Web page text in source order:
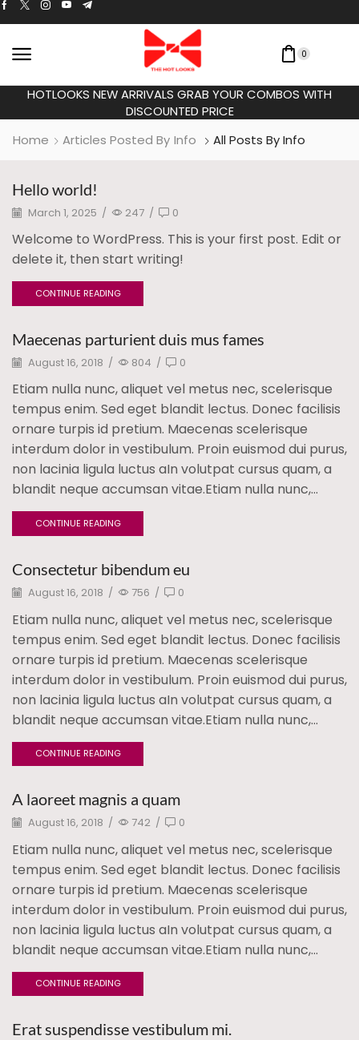
0
HOTLOOKS NEW ARRIVALS GRAB YOUR COMBOS
DISCOUNTED PRICE
Home
Articles Posted By Info All Posts By Info
Hello world!
March 1, 2025 / 247 / 0
Welcome to WordPress. This is your first post. Edit or
delete it, then start writing!
CONTINUE READING
Maecenas parturient duis mus fames
August 16, 2018 / 804 / 0
Etiam nulla nunc, aliquet vel metus nec, scelerisque
tempus enim. Sed eget blandit lectus. Donec facilisis
ornare turpis id pretium. Maecenas scelerisque
interdum dolor in vestibulum. Proin euismod dui purus,
non lacinia ligula luctus aIn volutpat cursus quam, a
blandit neque accumsan vitae.Etiam nulla nunc,...
CONTINUE READING
Consectetur bibendum eu
August 16, 2018 / 756 / 0
Etiam nulla nunc, aliquet vel metus nec, scelerisque
tempus enim. Sed eget blandit lectus. Donec facilisis
ornare turpis id pretium. Maecenas scelerisque
interdum dolor in vestibulum. Proin euismod dui purus,
non lacinia ligula luctus aIn volutpat cursus quam, a
blandit neque accumsan vitae.Etiam nulla nunc,...
CONTINUE READING
A laoreet magnis a quam
August 16, 2018 / 742 / 0
Etiam nulla nunc, aliquet vel metus nec, scelerisque
tempus enim. Sed eget blandit lectus. Donec facilisis
ornare turpis id pretium. Maecenas scelerisque
interdum dolor in vestibulum. Proin euismod dui purus,
non lacinia ligula luctus aIn volutpat cursus quam, a
blandit neque accumsan vitae.Etiam nulla nunc,...
CONTINUE READING
Erat suspendisse vestibulum mi.